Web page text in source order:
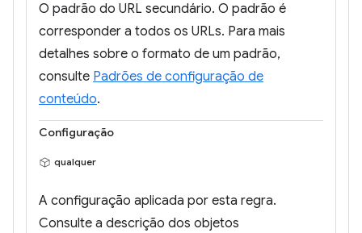
O padrão do URL secundário. O padrão é
corresponder a todos os URLs. Para mais
detalhes sobre o formato de um padrão,
consulte Padrões de configuração de
conteúdo.
Configuração
qualquer
A configuração aplicada por esta regra.
Consulte a descrição dos objetos